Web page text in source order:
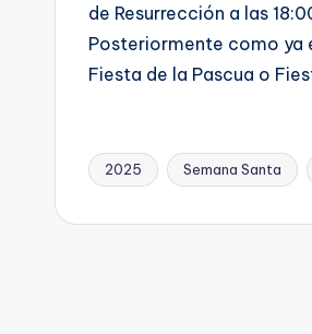
de Resurrección a las
Posteriormente como ya
Fiesta de la Pascua o
Etiquetas:
2025 Semana Santa